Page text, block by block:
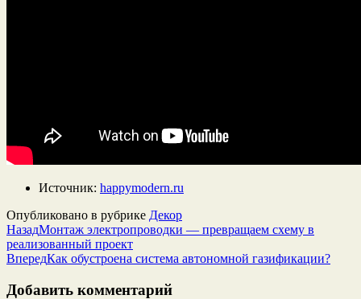
Источник: happymodern.ru
Опубликовано в рубрике Декор
НазадМонтаж электропроводки — превращаем схему в
реализованный проект
ВпередКак обустроена система автономной газификации?
Добавить комментарий